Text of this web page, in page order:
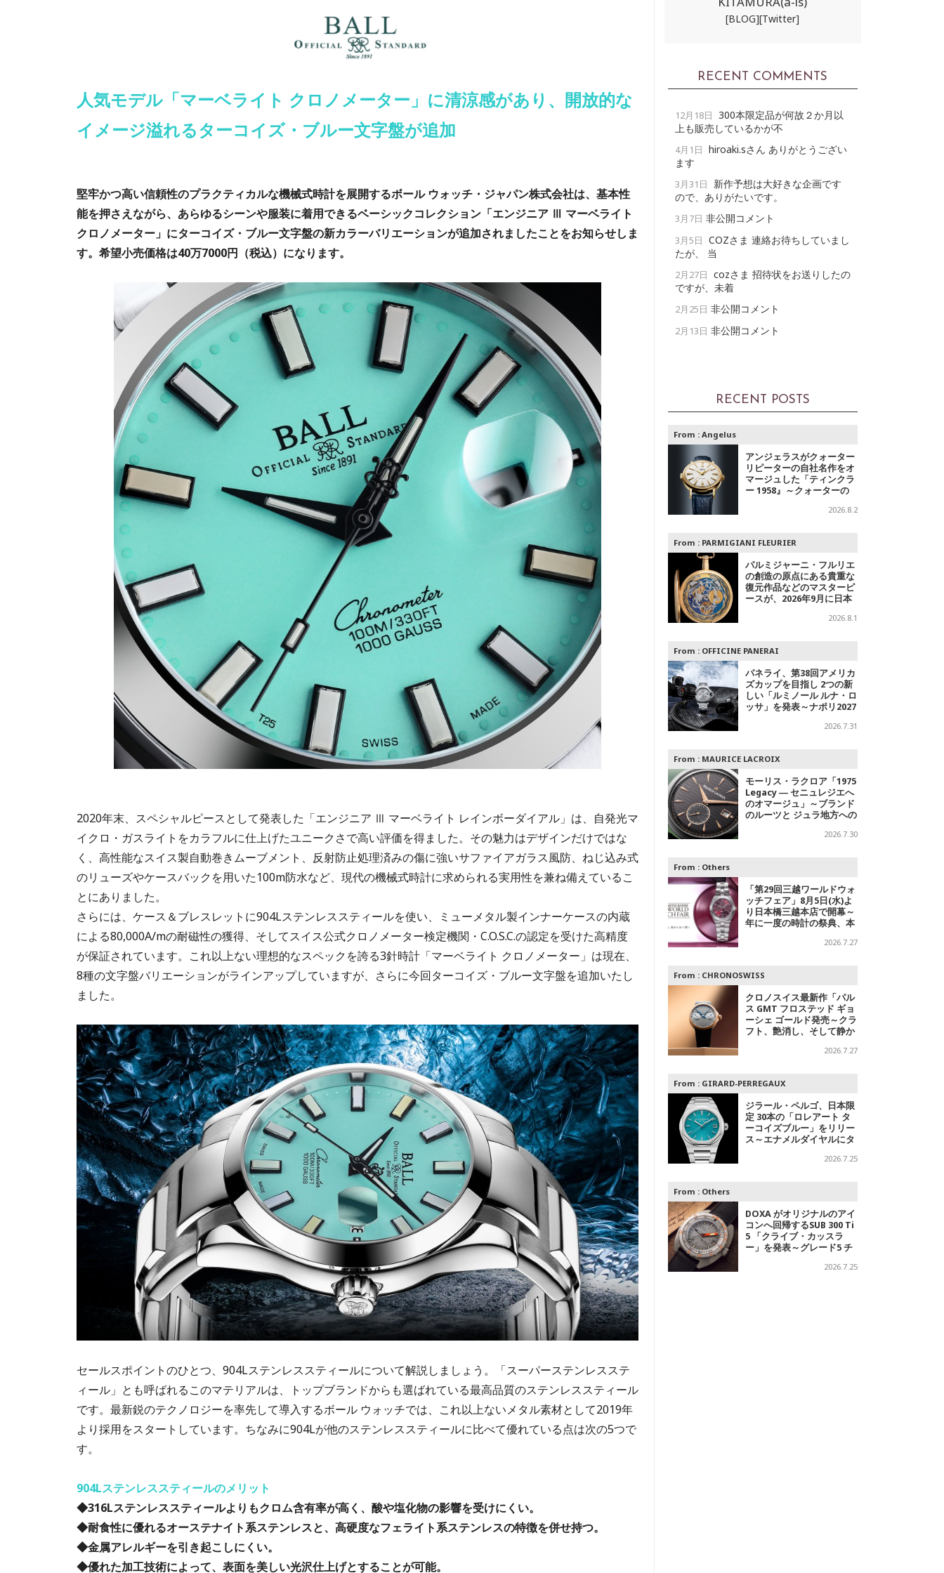
人気モデル「マーベライト クロノメーター」に清涼感があり、開放的な
イメージ溢れるターコイズ・ブルー文字盤が追加
堅牢かつ高い信頼性のプラクティカルな機械式時計を展開するボール ウォッチ・ジャパン株式会社は、基本性
能を押さえながら、あらゆるシーンや服装に着用できるベーシックコレクション「エンジニア Ⅲ マーベライト
クロノメーター」にターコイズ・ブルー文字盤の新カラーバリエーションが追加されましたことをお知らせしま
す。希望小売価格は40万7000円（税込）になります。
2020年末、スペシャルピースとして発表した「エンジニア Ⅲ マーベライト レインボーダイアル」は、自発光マ
イクロ・ガスライトをカラフルに仕上げたユニークさで高い評価を得ました。その魅力はデザインだけではな
く、高性能なスイス製自動巻きムーブメント、反射防止処理済みの傷に強いサファイアガラス風防、ねじ込み式
のリューズやケースバックを用いた100m防水など、現代の機械式時計に求められる実用性を兼ね備えているこ
とにありました。
さらには、ケース＆ブレスレットに904Lステンレススティールを使い、ミューメタル製インナーケースの内蔵
による80,000A/mの耐磁性の獲得、そしてスイス公式クロノメーター検定機関・C.O.S.C.の認定を受けた高精度
が保証されています。これ以上ない理想的なスペックを誇る3針時計「マーベライト クロノメーター」は現在、
8種の文字盤バリエーションがラインアップしていますが、さらに今回ターコイズ・ブルー文字盤を追加いたし
ました。
セールスポイントのひとつ、904Lステンレススティールについて解説しましょう。「スーパーステンレスステ
ィール」とも呼ばれるこのマテリアルは、トップブランドからも選ばれている最高品質のステンレススティール
です。最新鋭のテクノロジーを率先して導入するボール ウォッチでは、これ以上ないメタル素材として2019年
より採用をスタートしています。ちなみに904Lが他のステンレススティールに比べて優れている点は次の5つで
す。
904Lステンレススティールのメリット
◆316Lステンレススティールよりもクロム含有率が高く、酸や塩化物の影響を受けにくい。
◆耐食性に優れるオーステナイト系ステンレスと、高硬度なフェライト系ステンレスの特徴を併せ持つ。
◆金属アレルギーを引き起こしにくい。
◆優れた加工技術によって、表面を美しい光沢仕上げとすることが可能。
[BLOG][Twitter]
RECENT COMMENTS
12月18日 300本限定品が何故２か月以
上も販売しているかが不
4月1日 hiroaki.sさん ありがとうござい
ます
3月31日
新作予想は大好きな企画です
ので、ありがたいです。
3月7日 非公開コメント
3月5日 COZさま 連絡お待ちしていまし
たが、 当
2月27日 cozさま 招待状をお送りしたの
ですが、未着
2月25日 非公開コメント
2月13日 非公開コメント
RECENT POSTS
From : Angelus
アンジェラスがクォーター
リピーターの自社名作をオ
マージュした「ティンクラ
ー 1958』～クォーターの
2026.8.2
From : PARMIGIANI FLEURIER
パルミジャーニ・フルリエ
の創造の原点にある貴重な
復元作品などのマスターピ
ースが、2026年9月に日本
2026.8.1
From : OFFICINE PANERAI
パネライ、第38回アメリカ
ズカップを目指し 2つの新
しい「ルミノール ルナ・ロ
ッサ」を発表～ナポリ2027
2026.7.31
From : MAURICE LACROIX
モーリス・ラクロア「1975
Legacy ― セニュレジエへ
のオマージュ」～ブランド
のルーツと ジュラ地方への
2026.7.30
From : Others
「第29回三越ワールドウォ
ッチフェア」8月5日(水)よ
り日本橋三越本店で開幕～
年に一度の時計の祭典、本
ャルエキシビジョンも2026.7.27
From : CHRONOSWISS
クロノスイス最新作「パル
ス GMT フロステッド ギョ
ーシェ ゴールド発売～クラ
フト、艶消し、そして静か
2026.7.27
From : GIRARD-PERREGAUX
ジラール・ペルゴ、日本限
定 30本の「ロレアート タ
ーコイズブルー」をリリー
ス～エナメルダイヤルにタ
2026.7.25
From : Others
DOXA がオリジナルのアイ
コンへ回帰するSUB 300 Ti
5 「クライブ・カッスラ
ー」を発表～グレード5 チ
伝説へのオマージュ2026.7.25